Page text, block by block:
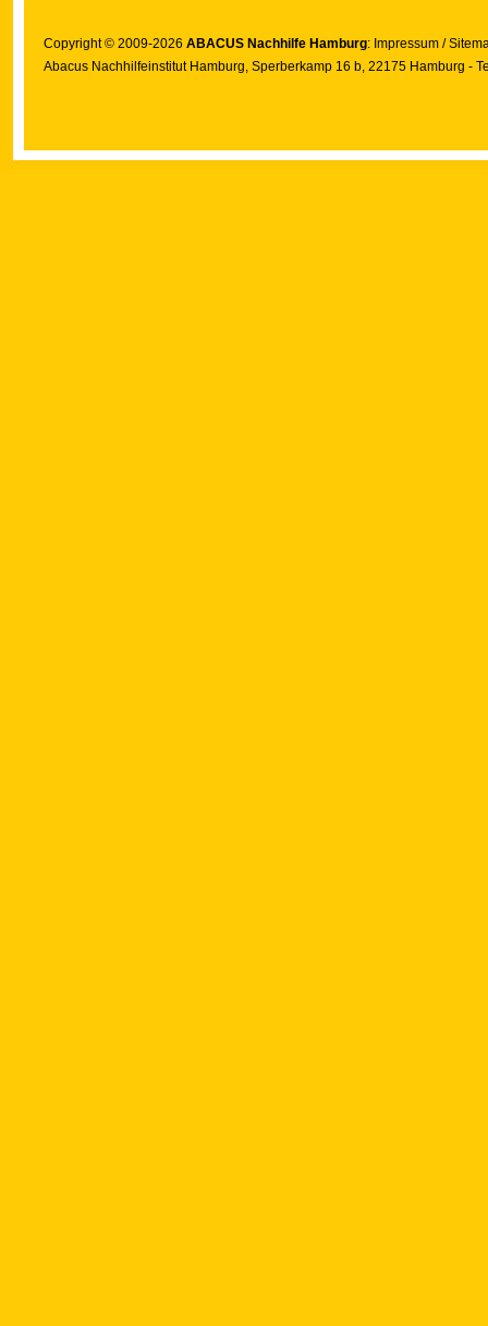
Copyright © 2009-2026 ABACUS Nachhilfe Hamburg: Impressum /
Abacus Nachhilfeinstitut Hamburg, Sperberkamp 16 b, 22175 Hamburg -